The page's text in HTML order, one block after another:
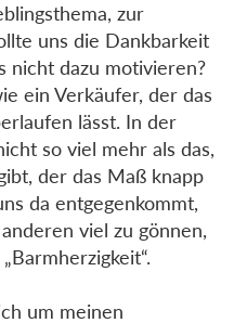
zur
uns die Dankbarkeit
nicht dazu motivieren?
ein Verkäufer, der das
lässt. In der
so viel mehr als das,
der das Maß knapp
da entgegenkommt,
viel zu gönnen,
um meinen